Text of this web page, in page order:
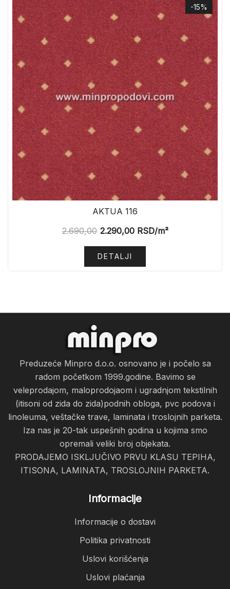
-15%
AKTUA 116
2.690,00 2.290,00RSD/m²
DETALJI
Preduzeće Minpro d.o.o. osnovano je i počelo sa
radom početkom 1999.godine. Bavimo se
veleprodajom, maloprodojaom i ugradnjom tekstilnih
(itisoni od zida do zida)podnih obloga, pvc podova i
linoleuma, veštačke trave, laminata i troslojnih parketa.
Iza nas je 20-tak uspešnih godina u kojima smo
opremali veliki broj objekata.
PRODAJEMO ISKLJUČIVO PRVU KLASU TEPIHA,
ITISONA, LAMINATA, TROSLOJNIH PARKETA.
Informacije
Informacije o dostavi
Politika privatnosti
Uslovi korišćenja
Uslovi plaćanja